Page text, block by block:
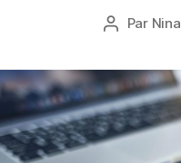
Auteur
Par Nina